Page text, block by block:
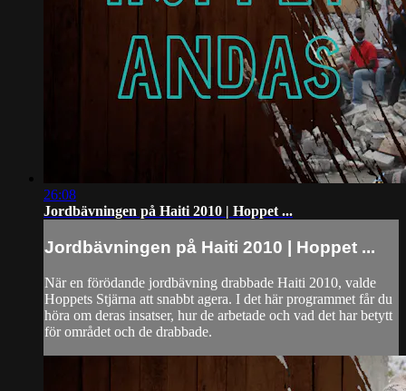
26:08
Jordbävningen på Haiti 2010 | Hoppet ...
Jordbävningen på Haiti 2010 | Hoppet ...
När en förödande jordbävning drabbade Haiti 2010, valde
Hoppets Stjärna att snabbt agera. I det här programmet får du
höra om deras insatser, hur de arbetade och vad det har betytt
för området och de drabbade.